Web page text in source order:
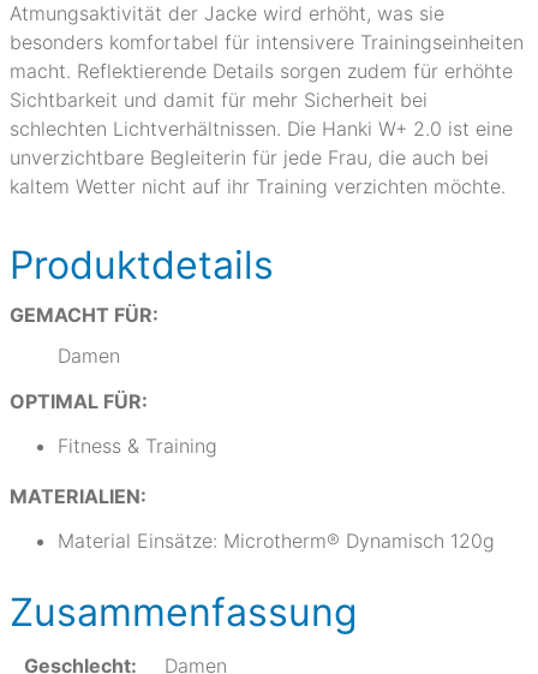
Atmungsaktivität der Jacke wird erhöht, was sie
besonders komfortabel für intensivere Trainingseinheiten
macht. Reflektierende Details sorgen zudem für erhöhte
Sichtbarkeit und damit für mehr Sicherheit bei
schlechten Lichtverhältnissen. Die Hanki W+ 2.0 ist eine
unverzichtbare Begleiterin für jede Frau, die auch bei
kaltem Wetter nicht auf ihr Training verzichten möchte.
Produktdetails
GEMACHT FÜR:
Damen
OPTIMAL FÜR:
Fitness & Training
MATERIALIEN:
Material Einsätze: Microtherm® Dynamisch 120g
Zusammenfassung
Geschlecht: Damen